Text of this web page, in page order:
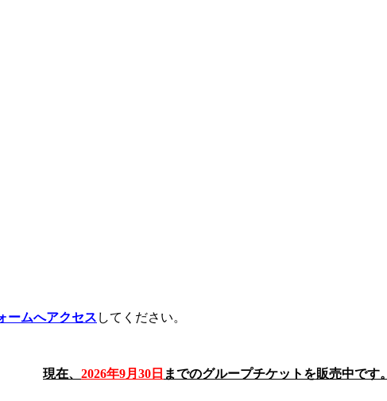
ームへアクセス してください。
現在、 2026年9月30日 までのグループチケットを販売中です。